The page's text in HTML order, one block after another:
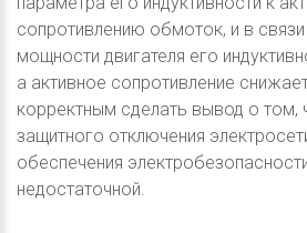
сопротивлению обмоток, и в
мощности двигателя его
а активное сопротивление
корректным сделать вывод о том,
защитного отключения
обеспечения
недостаточной.